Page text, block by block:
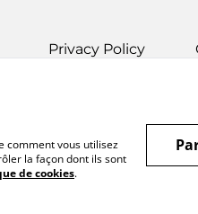
Privacy Policy
comment vous utilisez
la façon dont ils sont
de cookies.